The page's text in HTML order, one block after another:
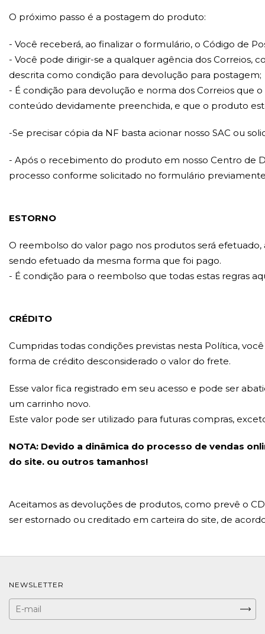
O próximo passo é a postagem do produto:
- Você receberá, ao finalizar o formulário, o Código de
- Você pode dirigir-se a qualquer agência dos Correios,
descrita como condição para devolução para postagem;
- É condição para devolução e norma dos Correios que
conteúdo devidamente preenchida, e que o produto
-Se precisar cópia da NF basta acionar nosso SAC ou
- Após o recebimento do produto em nosso Centro de
processo conforme solicitado no formulário
ESTORNO
O reembolso do valor pago nos produtos será
sendo efetuado da mesma forma que foi pago.
- É condição para o reembolso que todas estas regras
CRÉDITO
Cumpridas todas condições previstas nesta Política,
forma de crédito desconsiderado o valor do frete.
Esse valor fica registrado em seu acesso e pode ser
um carrinho novo.
Este valor pode ser utilizado para futuras compras,
NOTA: Devido a dinâmica do processo de vendas
do site. ou outros tamanhos!
Aceitamos as devoluções de produtos, como prevê o
ser estornado ou creditado em carteira do site, de
NEWSLETTER